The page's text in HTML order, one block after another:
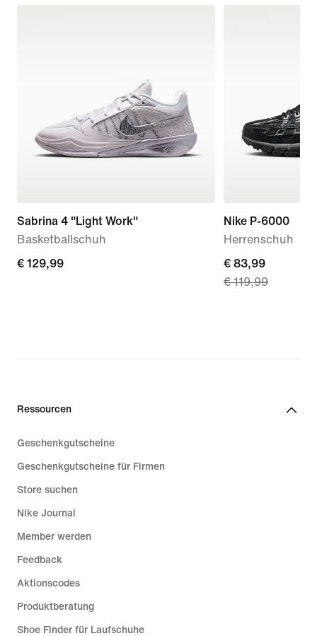
Sabrina 4 "Light Work"
Basketballschuh
€ 129,99
€ 129,99
Nike P-6000
Herrenschuh
current
price
€ 119,99
€ 83,99
€ 119,99
Ressourcen
Geschenkgutscheine
Geschenkgutscheine für Firmen
Store suchen
Nike Journal
Member werden
Feedback
Aktionscodes
Produktberatung
Shoe Finder für Laufschuhe